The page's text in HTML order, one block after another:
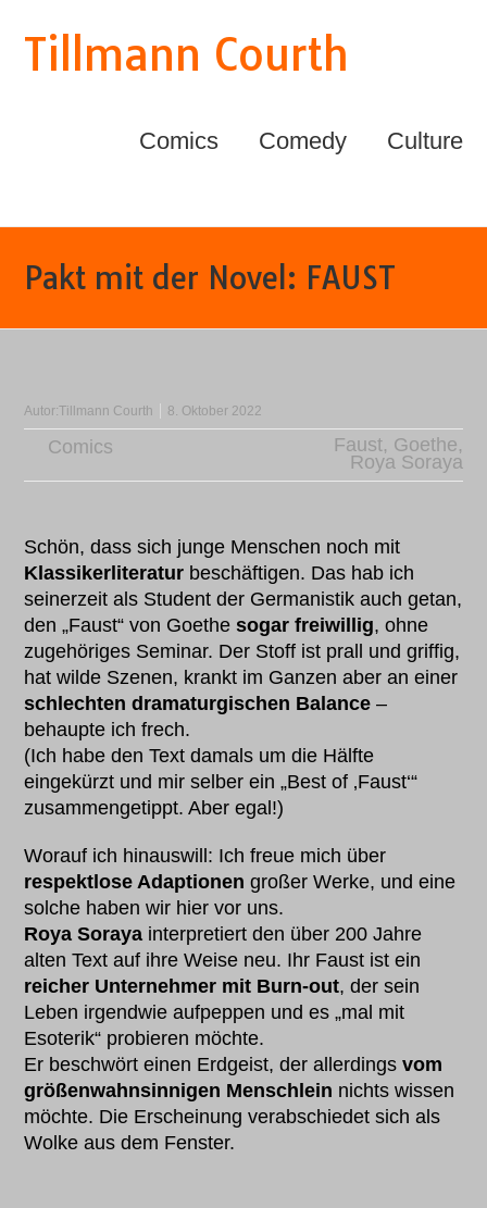
Tillmann Courth
Comics Comedy Culture
Pakt mit der Novel: FAUST
Autor:Tillmann Courth 8. Oktober 2022
Comics Faust, Goethe,
Roya Soraya
Schön, dass sich junge Menschen noch mit
Klassikerliteratur beschäftigen. Das hab ich
seinerzeit als Student der Germanistik auch getan,
den „Faust“ von Goethesogar freiwillig, ohne
zugehöriges Seminar. Der Stoff ist prall und griffig,
hat wilde Szenen, krankt im Ganzen aber an einer
schlechten dramaturgischen Balance –
behaupte ich frech.
(Ich habe den Text damals um die Hälfte
eingekürzt und mir selber ein „Best of ‚Faust‘“
zusammengetippt. Aber egal!)
Worauf ich hinauswill: Ich freue mich über
respektlose Adaptionen großer Werke, und eine
solche haben wir hier vor uns.
Roya Soraya interpretiert den über 200 Jahre
alten Text auf ihre Weise neu. Ihr Faust ist ein
reicher Unternehmer mit Burn-out, der sein
Leben irgendwie aufpeppen und es „mal mit
Esoterik“ probieren möchte.
Er beschwört einen Erdgeist, der allerdingsvom
größenwahnsinnigen Menschlein nichts wissen
möchte. Die Erscheinung verabschiedet sich als
Wolke aus dem Fenster.